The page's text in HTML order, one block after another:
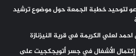
لتوحيد خطبة الجمعة حول موضوع ترشيد
لعلي الكريمة في قرية النيزنازة
إكتمال الأشغال في جسر أتويجكجيت على